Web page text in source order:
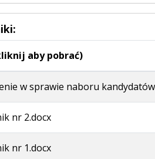
aby pobrać)
w sprawie naboru
nr 2.docx
nr 1.docx